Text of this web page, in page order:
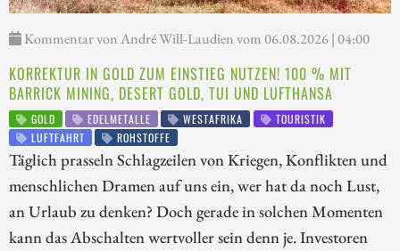
Kommentar von André Will-Laudien vom 06.08.2026 | 04:00
KORREKTUR IN GOLD ZUM EINSTIEG NUTZEN! 100 % MIT
BARRICK MINING, DESERT GOLD, TUI UND LUFTHANSA
GOLD EDELMETALLE WESTAFRIKA
TOURISTIK
LUFTFAHRT
ROHSTOFFE
Täglich prasseln Schlagzeilen von Kriegen, Konflikten und
menschlichen Dramen auf uns ein, wer hat da noch Lust,
an Urlaub zu denken? Doch gerade in solchen Momenten
kann das Abschalten wertvoller sein denn je. Investoren